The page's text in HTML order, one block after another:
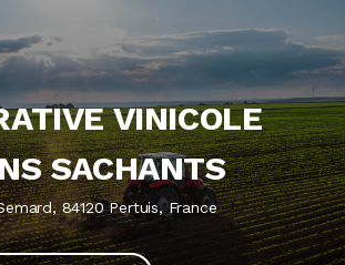
VINICOLE
SACHANTS
84120 Pertuis, France